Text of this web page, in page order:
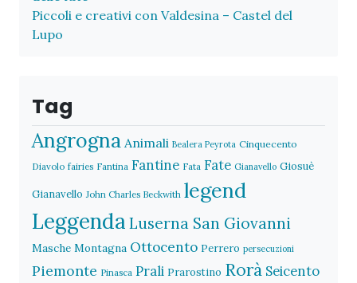
Piccoli e creativi con Valdesina – Castel del
Lupo
Tag
Angrogna Animali Bealera Peyrota Cinquecento
Diavolo fairies Fantina Fantine Fata Fate Gianavello Giosuè
Gianavello John Charles Beckwith legend
Leggenda Luserna San Giovanni
Masche Montagna Ottocento Perrero persecuzioni
Piemonte Pinasca Prali Prarostino Rorà Seicento